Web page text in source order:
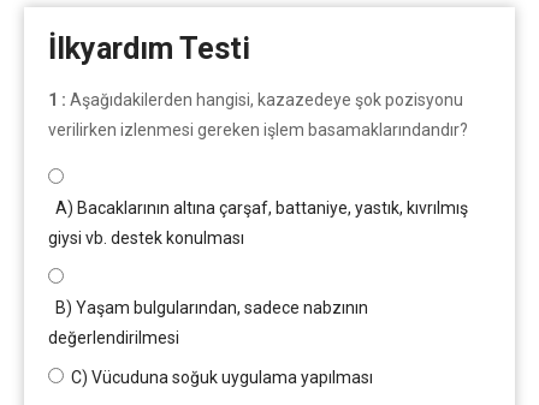
İlkyardım Testi
1 : Aşağıdakilerden hangisi, kazazedeye şok pozisyonu
verilirken izlenmesi gereken işlem basamaklarındandır?
A) Bacaklarının altına çarşaf, battaniye, yastık, kıvrılmış
giysi vb. destek konulması
B) Yaşam bulgularından, sadece nabzının
değerlendirilmesi
C) Vücuduna soğuk uygulama yapılması